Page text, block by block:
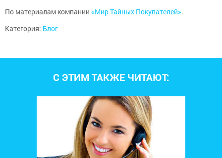
По материалам компании «Мир Тайных Покупателей».
Категория: Блог
С ЭТИМ ТАКЖЕ ЧИТАЮТ: